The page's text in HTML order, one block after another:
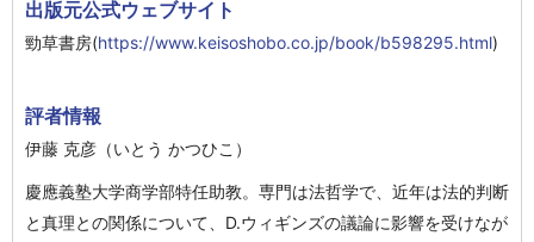
出版元公式ウェブサイト
勁草書房(https://www.keisoshobo.co.jp/book/b598295.html)
評者情報
伊藤 克彦（いとう かつひこ）
慶應義塾大学商学部特任助教。専門は法哲学で、近年は法的判断
と真理との関係について、D.ウィギンズの議論に影響を受けなが